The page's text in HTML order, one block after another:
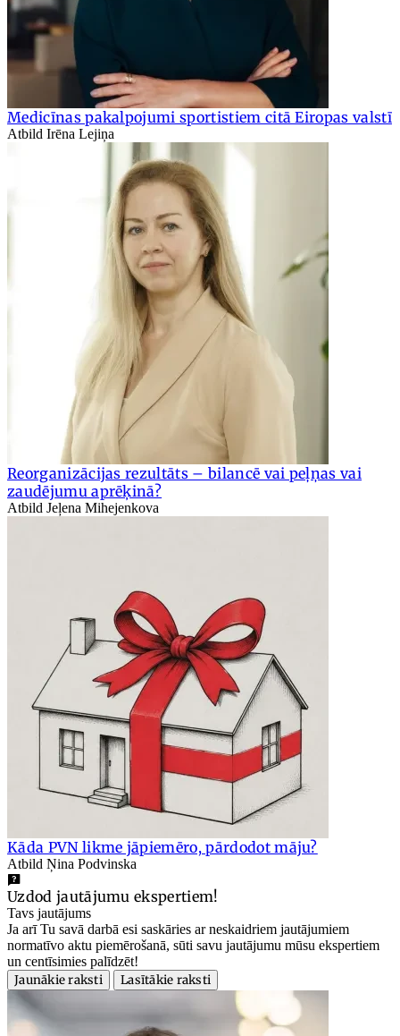
Medicīnas pakalpojumi sportistiem citā Eiropas valstī
Atbild Irēna Lejiņa
Reorganizācijas rezultāts – bilancē vai peļņas vai
zaudējumu aprēķinā?
Atbild Jeļena Mihejenkova
Kāda PVN likme jāpiemēro, pārdodot māju?
Atbild Ņina Podvinska
Uzdod jautājumu ekspertiem!
Tavs jautājums
Ja arī Tu savā darbā esi saskāries ar neskaidriem jautājumiem
normatīvo aktu piemērošanā, sūti savu jautājumu mūsu ekspertiem
un centīsimies palīdzēt!
Jaunākie raksti
Lasītākie raksti